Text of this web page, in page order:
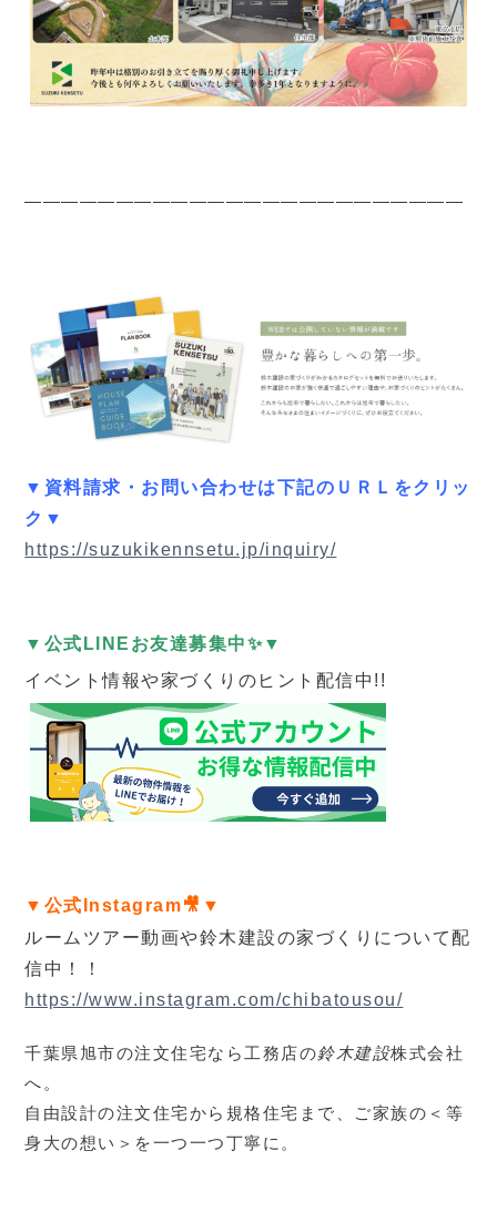
————————————————————————
▼資料請求・お問い合わせは下記のＵＲＬをクリッ
ク▼
https://suzukikennsetu.jp/inquiry/
▼公式LINEお友達募集中✨▼
イベント情報や家づくりのヒント配信中!!
▼公式Instagram🎥▼
ルームツアー動画や鈴木建設の家づくりについて配
信中！！
https://www.instagram.com/chibatousou/
千葉県旭市の注文住宅なら工務店の鈴木建設株式会社
へ。
自由設計の注文住宅から規格住宅まで、ご家族の＜等
身大の想い＞を一つ一つ丁寧に。